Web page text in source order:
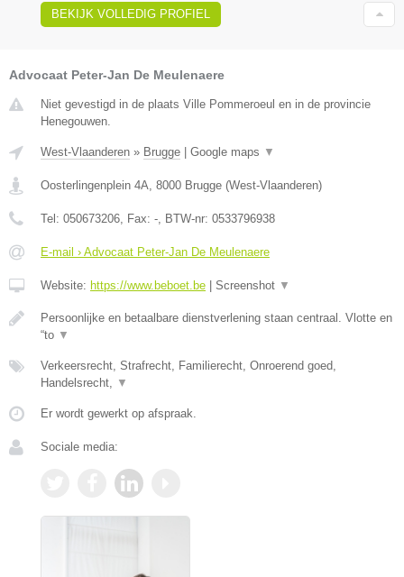
BEKIJK VOLLEDIG PROFIEL
Advocaat Peter-Jan De Meulenaere
Niet gevestigd in de plaats Ville Pommeroeul en in de provincie
Henegouwen.
West-Vlaanderen » Brugge Google maps ▼
Oosterlingenplein 4A 8000 Brugge (West-Vlaanderen)
Tel: 050673206 , Fax: - , BTW-nr: 0533796938
E-mail › Advocaat Peter-Jan De Meulenaere
Website: https://www.beboet.be Screenshot ▼
Persoonlijke en betaalbare dienstverlening staan centraal. Vlotte en
“to ▼
Verkeersrecht, Strafrecht, Familierecht, Onroerend goed,
Handelsrecht,
▼
Er wordt gewerkt op afspraak.
Sociale media: